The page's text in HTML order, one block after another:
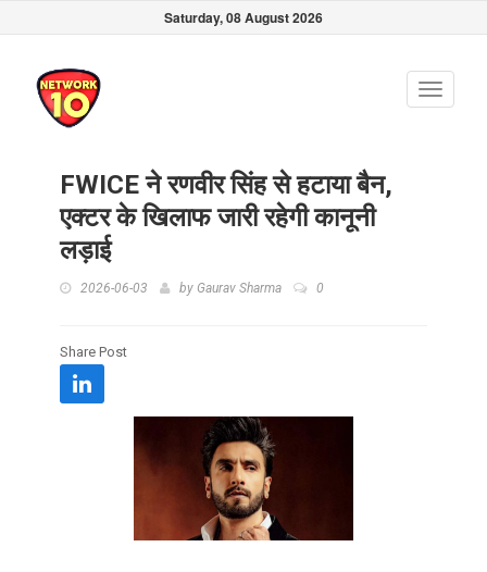
Saturday, 08 August 2026
Toggle
FWICE ने रणवीर सिंह से हटाया बैन,
एक्टर के खिलाफ जारी रहेगी कानूनी
लड़ाई
2026-06-03 by Gaurav Sharma 0
Share Post